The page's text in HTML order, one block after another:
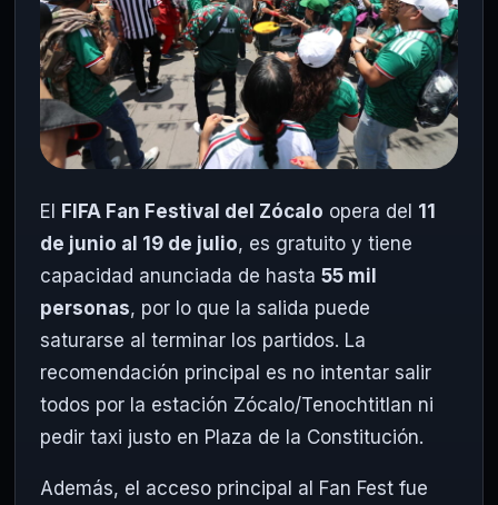
El FIFA Fan Festival del Zócalo opera del 11
de junio al 19 de julio, es gratuito y tiene
capacidad anunciada de hasta 55 mil
personas, por lo que la salida puede
saturarse al terminar los partidos. La
recomendación principal es no intentar salir
todos por la estación Zócalo/Tenochtitlan ni
pedir taxi justo en Plaza de la Constitución.
Además, el acceso principal al Fan Fest fue